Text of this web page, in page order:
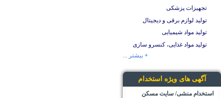
تجهیزات پزشکی
تولید لوازم برقی و دیجیتال
تولید مواد شیمیایی
تولید مواد غذایی، کنسرو سازی
+ بیشتر ...
آگهی های ویژه استخدام
استخدام منشی/ سایت مسکن